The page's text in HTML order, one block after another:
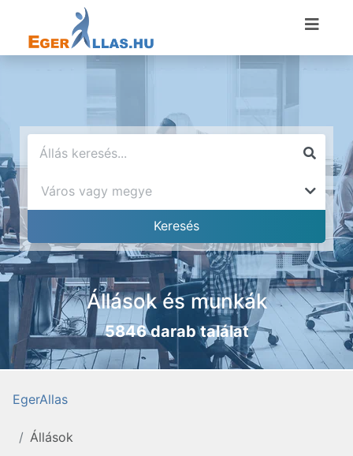
Állások és munkák
5846 darab találat
EgerAllas
Állások